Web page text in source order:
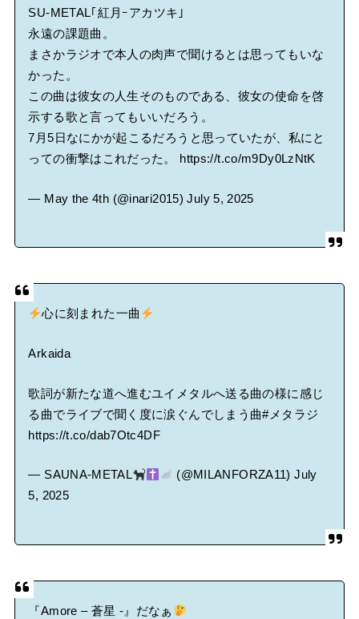
SU-METAL｢紅月ｰアカツキ｣
永遠の課題曲。
まさかラジオで本人の肉声で聞けるとは思ってもいな
かった。
この曲は彼女の人生そのものである、彼女の使命を啓
示する歌と言ってもいいだろう。
7月5日なにかが起こるだろうと思っていたが、私にと
っての衝撃はこれだった。
https://t.co/m9Dy0LzNtK
— May the 4th (@inari2015)July 5, 2025
心に刻まれた一曲
Arkaida
歌詞が新たな道へ進むユイメタルへ送る曲の様に感じ
る曲でライブで聞く度に涙ぐんでしまう曲#メタラジ
https://t.co/dab7Otc4DF
— SAUNA-METAL (@MILANFORZA11)July
5, 2025
『Amore – 蒼星 -』だなぁ